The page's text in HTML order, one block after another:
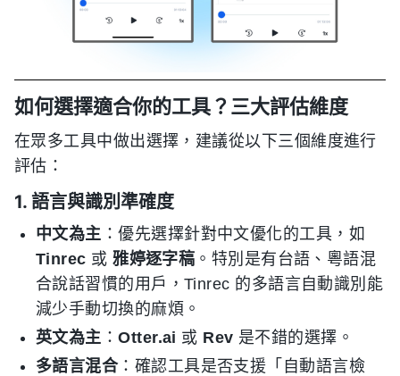
如何選擇適合你的工具？三大評估維度
在眾多工具中做出選擇，建議從以下三個維度進行
評估：
1. 語言與識別準確度
中文為主 ：優先選擇針對中文優化的工具，如
Tinrec 或雅婷逐字稿 。特別是有台語、粵語混
合說話習慣的用戶，Tinrec 的多語言自動識別能
減少手動切換的麻煩。
英文為主 ：Otter.ai 或 Rev 是不錯的選擇。
多語言混合：確認工具是否支援「自動語言檢